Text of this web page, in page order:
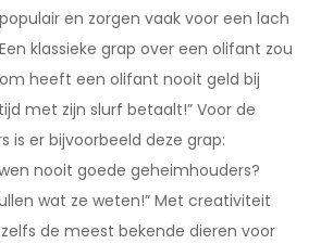
en zorgen vaak voor een lach
klassieke grap over een olifant zou
heeft een olifant nooit geld bij
met zijn slurf betaalt!” Voor de
is er bijvoorbeeld deze grap:
nooit goede geheimhouders?
wat ze weten!” Met creativiteit
de meest bekende dieren voor